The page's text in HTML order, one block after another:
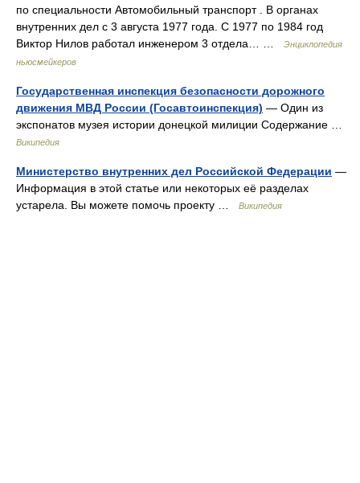
по специальности Автомобильный транспорт . В органах
внутренних дел с 3 августа 1977 года. С 1977 по 1984 год
Виктор Нилов работал инженером 3 отдела… …
Энциклопедия
ньюсмейкеров
Государственная инспекция безопасности дорожного
движения МВД России (Госавтоинспекция) — Один из
экспонатов музея истории донецкой милиции Содержание …
Википедия
Министерство внутренних дел Российской Федерации —
Информация в этой статье или некоторых её разделах
устарела. Вы можете помочь проекту …
Википедия